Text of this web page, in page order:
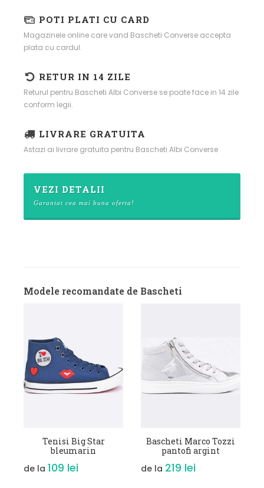
POTI PLATI CU CARD
Magazinele online care vand Bascheti Converse accepta
plata cu cardul.
RETUR IN 14 ZILE
Returul pentru Bascheti Albi Converse se poate face in 14 zile
conform legii.
LIVRARE GRATUITA
Astazi ai livrare gratuita pentru Bascheti Albi Converse
VEZI DETALII
Garantat cea mai buna oferta!
Modele recomandate de Bascheti
VEZI DETALII
Tenisi Big Star
bleumarin
de la109 lei
VEZI DETALII
Bascheti Marco Tozzi
pantofi argint
de la219 lei